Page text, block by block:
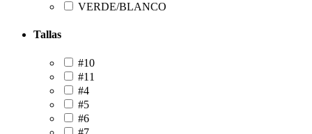
VERDE/BLANCO
Tallas
#10
#11
#4
#5
#6